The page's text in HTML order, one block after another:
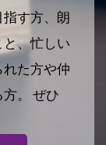
す方、朗
、忙しい
た方や仲
。 ぜひ